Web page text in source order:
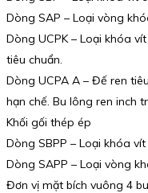
Dòng SAP – Loại vòng
Dòng UCPK – Loại khóa
tiêu chuẩn.
Dòng UCPA A – Đế ren
hạn chế. Bu lông ren inch
Khối gối thép ép
Dòng SBPP – Loại khóa vít
Dòng SAPP – Loại vòng
Đơn vị mặt bích vuông 4